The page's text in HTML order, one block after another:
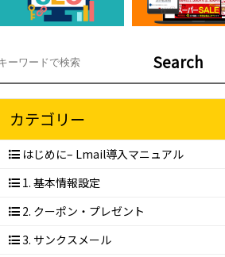
Search
カテゴリー
はじめに– Lmail導入マニュアル
1. 基本情報設定
2. クーポン・プレゼント
3. サンクスメール